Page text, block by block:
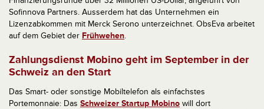
Sofinnova Partners. Ausserdem hat das Unternehmen ein
Lizenzabkommen mit Merck Serono unterzeichnet. ObsEva arbeitet
auf dem Gebiet der Frühwehen.
Zahlungsdienst Mobino geht im September in der
Schweiz an den Start
Das Smart- oder sonstige Mobiltelefon als einfachstes
Portemonnaie: Das Schweizer Startup Mobino will dort